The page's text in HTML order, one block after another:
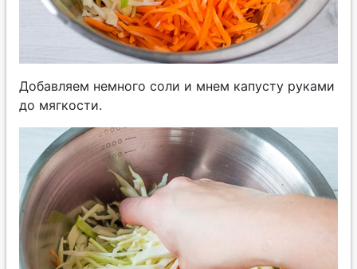
Добавляем немного соли и мнем капусту руками
до мягкости.